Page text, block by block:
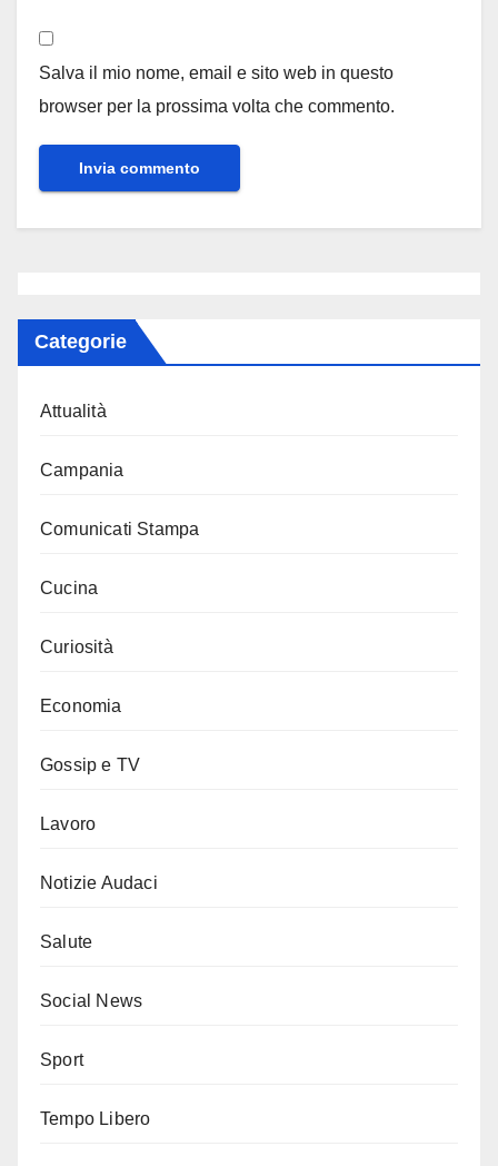
Salva il mio nome, email e sito web in questo
browser per la prossima volta che commento.
Categorie
Attualità
Campania
Comunicati Stampa
Cucina
Curiosità
Economia
Gossip e TV
Lavoro
Notizie Audaci
Salute
Social News
Sport
Tempo Libero